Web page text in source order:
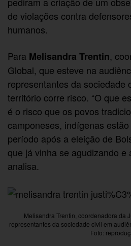
de violações contra
humanos.
Para Melisandra Trentin,
Global, que esteve na
representantes da sociedade
território corre risco. “O que
é o risco que os povos
camponeses, indígenas
período após a eleição de
que já vinha se agudizando e
analisa.
Melisandra Trentin, coordenadora da
representantes da sociedade civil em
Foto: